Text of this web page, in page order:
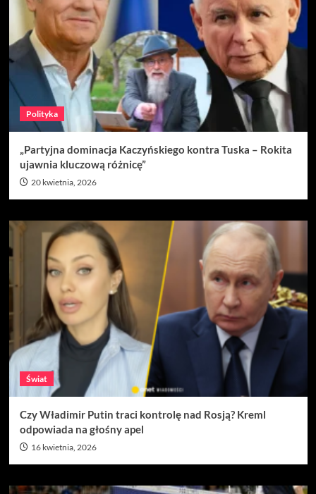
Polityka
„Partyjna dominacja Kaczyńskiego kontra Tuska – Rokita
ujawnia kluczową różnicę”
20 kwietnia, 2026
Świat
Czy Władimir Putin traci kontrolę nad Rosją? Kreml
odpowiada na głośny apel
16 kwietnia, 2026